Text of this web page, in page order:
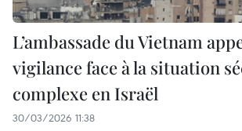
L’ambassade du Vietnam
vigilance face à la situation
complexe en Israël
30/03/2026 11:38